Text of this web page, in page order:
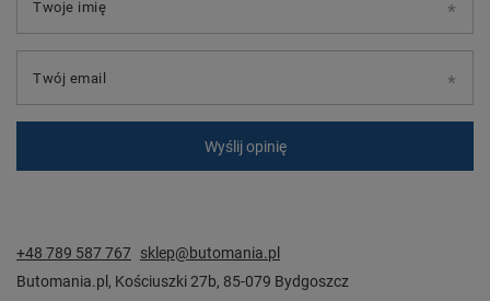
Twoje imię
Twój email
Wyślij opinię
+48 789 587 767 sklep@butomania.pl
Butomania.pl , Kościuszki 27b, 85-079 Bydgoszcz